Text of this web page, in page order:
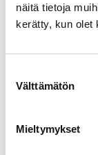
näitä tietoja
kerätty, kun olet
valinta
Välttämätön
Mieltymykset
Lue